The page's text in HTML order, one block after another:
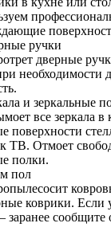
ручки
дверные
необходимости
и зеркальные
все зеркала в
поверхности
ТВ. Отмоет
полки.
пол
коврики. Если
заранее сообщите